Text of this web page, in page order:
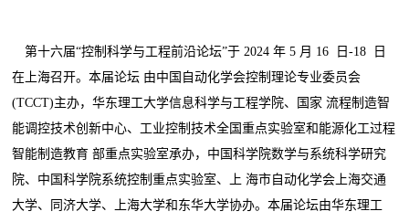
第十六届“控制科学与工程前沿论坛”于 2024 年 5 月 16 日-18 日
在上海召开。本届论坛 由中国自动化学会控制理论专业委员会
(TCCT)主办，华东理工大学信息科学与工程学院、国家 流程制造智
能调控技术创新中心、工业控制技术全国重点实验室和能源化工过程
智能制造教育 部重点实验室承办，中国科学院数学与系统科学研究
院、中国科学院系统控制重点实验室、上 海市自动化学会上海交通
大学、同济大学、上海大学和东华大学协办。本届论坛由华东理工